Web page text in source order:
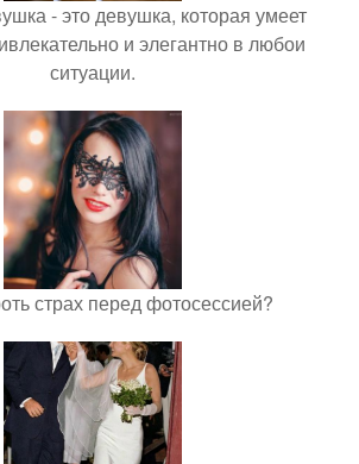
- это девушка, которая умеет
и элегантно в любои
ситуации.
страх перед фотосессией?